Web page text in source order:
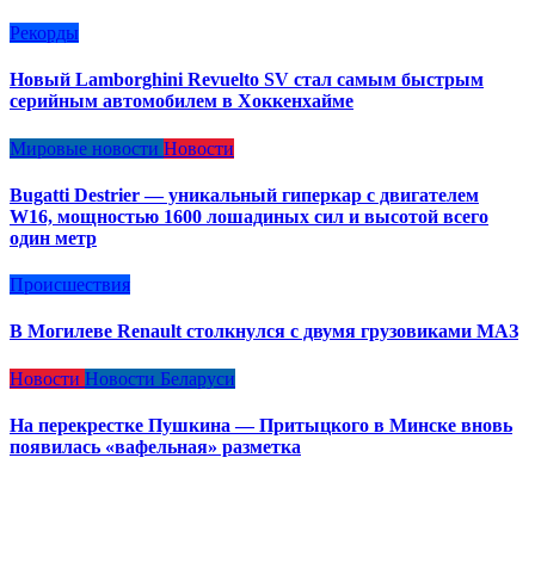
Рекорды
Новый Lamborghini Revuelto SV стал самым быстрым
серийным автомобилем в Хоккенхайме
Мировые новости Новости
Bugatti Destrier — уникальный гиперкар с двигателем
W16, мощностью 1600 лошадиных сил и высотой всего
один метр
Происшествия
В Могилеве Renault столкнулся с двумя грузовиками МАЗ
Новости Новости Беларуси
На перекрестке Пушкина — Притыцкого в Минске вновь
появилась «вафельная» разметка